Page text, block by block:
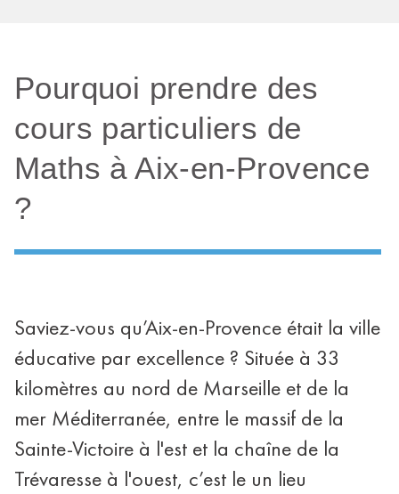
Pourquoi prendre des
cours particuliers de
Maths à Aix-en-Provence
?
Saviez-vous qu’Aix-en-Provence était la ville
éducative par excellence ? Située à 33
kilomètres au nord de Marseille et de la
mer Méditerranée, entre le massif de la
Sainte-Victoire à l'est et la chaîne de la
Trévaresse à l'ouest, c’est le un lieu